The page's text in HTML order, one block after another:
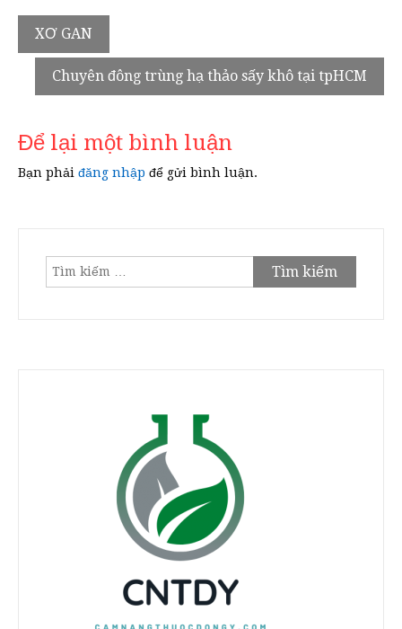
Điều
hướng
bài
XƠ GAN
Chuyên đông trùng hạ thảo sấy khô tại tpHCM
Để lại một bình luận
Bạn phải đăng nhập để gửi bình luận.
Tìm